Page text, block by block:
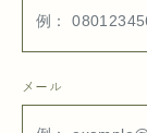
メール